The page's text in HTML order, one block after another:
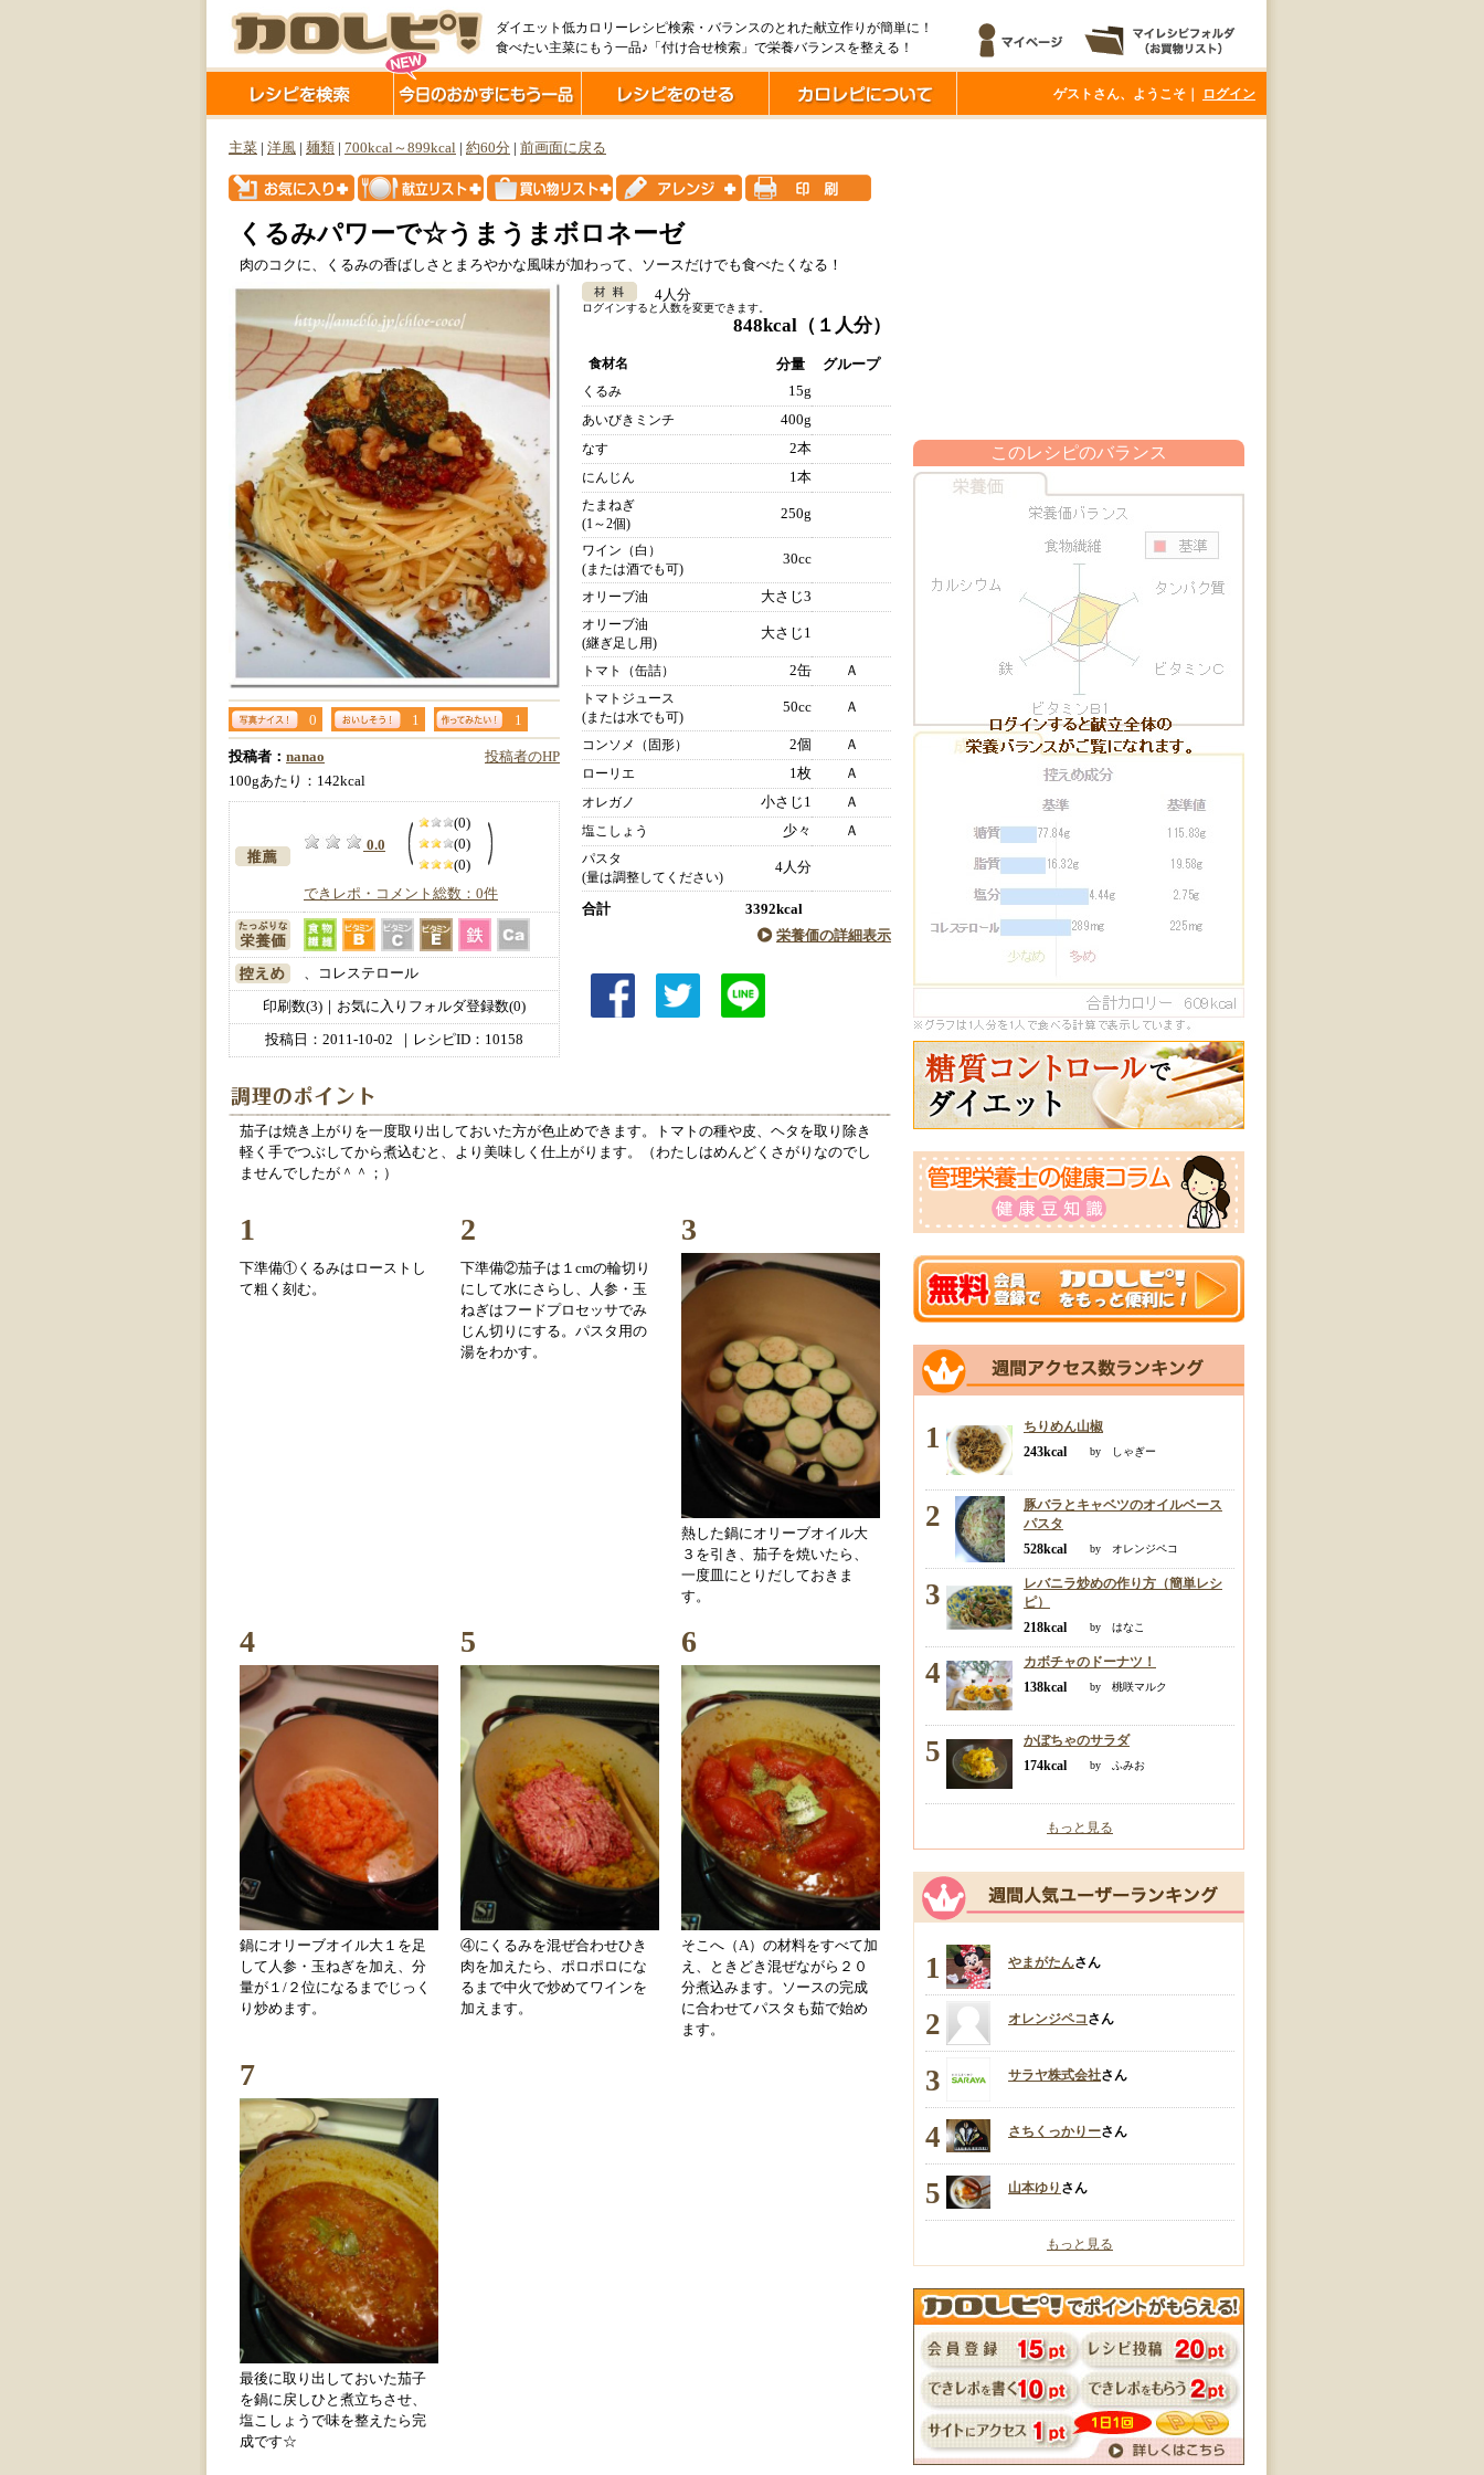
ダイエット低カロリーレシピ検索・バランスのとれた献立作りが簡単に！
食べたい主菜にもう一品♪「付け合せ検索」で栄養バランスを整える！
ゲストさん、ようこそ｜ ログイン
主菜 洋風 麺類 700kcal～899kcal 約60分 前画面に戻る
くるみパワーで☆うまうまボロネーゼ
肉のコクに、くるみの香ばしさとまろやかな風味が加わって、ソースだけでも食べたくなる！
0 1 1
投稿者のHP
投稿者： nanao
100gあたり：142kcal
0.0
(0)
(0)
(0)
できレポ・コメント総数：0件
、コレステロール
印刷数(3)｜お気に入りフォルダ登録数(0)
投稿日： 2011-10-02 ｜レシピID：10158
4人分
ログインすると人数を変更できます。
848kcal （１人分）
食材名 分量 グループ
くるみ 15g
あいびきミンチ 400g
なす 2本
にんじん 1本
たまねぎ
(1～2個)
250g
ワイン（白）
(または酒でも可)
30cc
オリーブ油 大さじ3
オリーブ油
(継ぎ足し用)
大さじ1
トマト（缶詰） 2缶 Ａ
トマトジュース
(または水でも可)
50cc Ａ
コンソメ（固形） 2個 Ａ
ローリエ 1枚 Ａ
オレガノ 小さじ1 Ａ
塩こしょう 少々 Ａ
パスタ
(量は調整してください)
4人分
合計
3392kcal
栄養価の詳細表示
茄子は焼き上がりを一度取り出しておいた方が色止めできます。トマトの種や皮、ヘタを取り除き
軽く手でつぶしてから煮込むと、より美味しく仕上がります。（わたしはめんどくさがりなのでし
ませんでしたが＾＾；）
1
下準備①くるみはローストし
て粗く刻む。
2
下準備②茄子は１cmの輪切り
にして水にさらし、人参・玉
ねぎはフードプロセッサでみ
じん切りにする。パスタ用の
湯をわかす。
3
熱した鍋にオリーブオイル大
３を引き、茄子を焼いたら、
一度皿にとりだしておきま
す。
4
鍋にオリーブオイル大１を足
して人参・玉ねぎを加え、分
量が１/２位になるまでじっく
り炒めます。
5
④にくるみを混ぜ合わせひき
肉を加えたら、ポロポロにな
るまで中火で炒めてワインを
加えます。
6
そこへ（A）の材料をすべて加
え、ときどき混ぜながら２０
分煮込みます。ソースの完成
に合わせてパスタも茹で始め
ます。
7
最後に取り出しておいた茄子
を鍋に戻しひと煮立ちさせ、
塩こしょうで味を整えたら完
成です☆
このレシピのバランス
1
ちりめん山椒
243kcal
by しゃぎー
2
豚バラとキャベツのオイルベース
パスタ
528kcal
by オレンジペコ
3
レバニラ炒めの作り方（簡単レシ
ピ）
218kcal
by はなこ
4
カボチャのドーナツ！
138kcal
by 桃咲マルク
5
かぼちゃのサラダ
174kcal
by ふみお
もっと見る
1 やまがたんさん
2 オレンジペコさん
3 サラヤ株式会社さん
4 さちくっかりーさん
5 山本ゆり さん
もっと見る